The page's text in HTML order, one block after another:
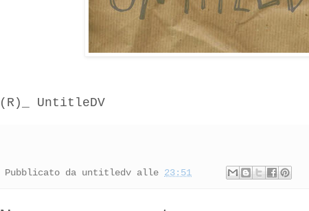
(R)_ UntitleDV
Pubblicato da untitledv alle 23:51